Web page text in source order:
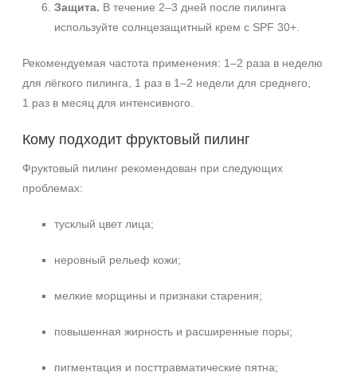
Защита. В течение 2–3 дней после пилинга
используйте солнцезащитный крем с SPF 30+.
Рекомендуемая частота применения: 1–2 раза в неделю
для лёгкого пилинга, 1 раз в 1–2 недели для среднего,
1 раз в месяц для интенсивного.
Кому подходит фруктовый пилинг
Фруктовый пилинг рекомендован при следующих
проблемах:
тусклый цвет лица;
неровный рельеф кожи;
мелкие морщины и признаки старения;
повышенная жирность и расширенные поры;
пигментация и посттравматические пятна;